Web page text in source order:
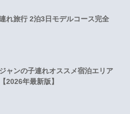
連れ旅行 2泊3日モデルコース完全
ャンの子連れオススメ宿泊エリア
2026年最新版】